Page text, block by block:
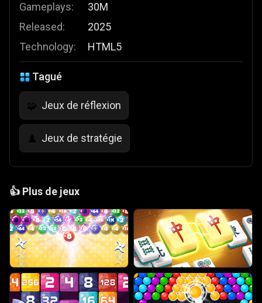
Gameplays:
Released:
Technology:
30M
2025
HTML5
Tagué
🧩 Jeux de réflexion
♟️ Jeux de stratégie
👍 Plus de jeux